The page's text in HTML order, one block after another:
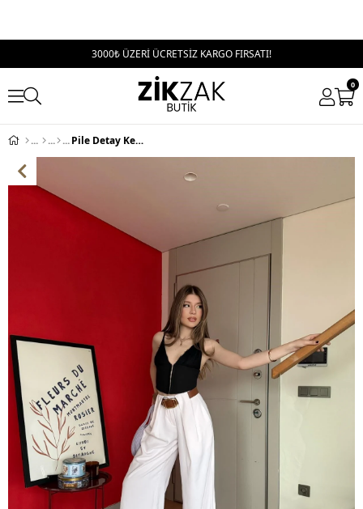
3000₺ ÜZERİ ÜCRETSİZ KARGO FIRSATI!
0
Pile Detay Kemerli Palazzo Yüksek Bel Pantolon Toz Pembe 2081